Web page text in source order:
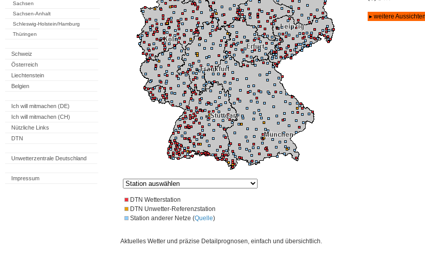
Sachsen
Sachsen-Anhalt
Schleswig-Holstein/Hamburg
Thüringen
Schweiz
Österreich
Liechtenstein
Belgien
Ich will mitmachen (DE)
Ich will mitmachen (CH)
Nützliche Links
DTN
Unwetterzentrale Deutschland
Impressum
DTN Wetterstation
DTN Unwetter-Referenzstation
Station anderer Netze (Quelle)
Aktuelles Wetter und präzise Detailprognosen, einfach und übersichtlich.